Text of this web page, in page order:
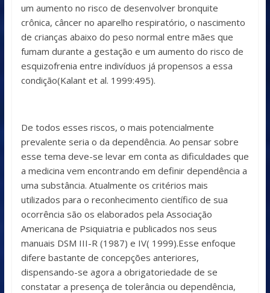
um aumento no risco de desenvolver bronquite
crônica, câncer no aparelho respiratório, o nascimento
de crianças abaixo do peso normal entre mães que
fumam durante a gestação e um aumento do risco de
esquizofrenia entre indivíduos já propensos a essa
condição(Kalant et al. 1999:495).
De todos esses riscos, o mais potencialmente
prevalente seria o da dependência. Ao pensar sobre
esse tema deve-se levar em conta as dificuldades que
a medicina vem encontrando em definir dependência a
uma substância. Atualmente os critérios mais
utilizados para o reconhecimento científico de sua
ocorrência são os elaborados pela Associação
Americana de Psiquiatria e publicados nos seus
manuais DSM III-R (1987) e IV( 1999).Esse enfoque
difere bastante de concepções anteriores,
dispensando-se agora a obrigatoriedade de se
constatar a presença de tolerância ou dependência,